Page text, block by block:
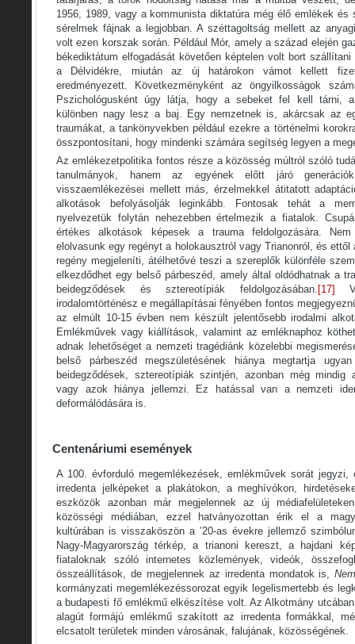
1956, 1989, vagy a kommunista diktatúra még élő emlékek és
sérelmek fájnak a legjobban. A széttagoltság mellett az
volt ezen korszak során. Például Mór, amely a század elején
békediktátum elfogadását követően képtelen volt bort
a Délvidékre, miután az új határokon vámot kellett
eredményezett. Következményként az öngyilkosságok
Pszichológusként úgy látja, hogy a sebeket fel kell tárni,
különben nagy lesz a baj. Egy nemzetnek is, akárcsak az
traumákat, a tankönyvekben például ezekre a történelmi
összpontosítani, hogy mindenki számára segítség legyen a
Az emlékezetpolitika fontos része a közösség múltról szóló
tanulmányok, hanem az egyének előtt járó
visszaemlékezései mellett más, érzelmekkel átitatott
alkotások befolyásolják leginkább. Fontosak tehát a
nyelvezetük folytán nehezebben értelmezik a fiatalok.
értékes alkotások képesek a trauma feldolgozására.
elolvasunk egy regényt a holokausztról vagy Trianonról, és
regény megjeleníti, átélhetővé teszi a szereplők különféle
elkezdődhet egy belső párbeszéd, amely által oldódhatnak a
beidegződések és sztereotípiák feldolgozásában. [17]
irodalomtörténész e megállapításai fényében fontos
az elmúlt 10-15 évben nem készült jelentősebb irodalmi
Emlékművek vagy kiállítások, valamint az emléknaphoz
adnak lehetőséget a nemzeti tragédiánk közelebbi
belső párbeszéd megszületésének hiánya megtartja
beidegződések, sztereotípiák szintjén, azonban még mindig
vagy azok hiánya jellemzi. Ez hatással van a nemzeti
deformálódására is.
Centenáriumi események
A 100. évforduló megemlékezések, emlékművek sorát
irredenta jelképeket a plakátokon, a meghívókon,
eszközök azonban már megjelennek az új
közösségi médiában, ezzel hatványozottan érik el a
kultúrában is visszaköszön a ’20-as évekre jellemző
Nagy-Magyarország térkép, a trianoni kereszt, a hajdani
fiataloknak szóló internetes közlemények, videók,
összeállítások, de megjelennek az irredenta mondatok is,
kormányzati megemlékezéssorozat egyik legelismertebb és
a budapesti fő emlékmű elkészítése volt. Az Alkotmány
alagút formájú emlékmű szakított az irredenta formákkal,
elcsatolt területek minden városának, falujának, közösségének.